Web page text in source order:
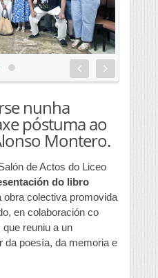
nunha
póstuma ao
Montero.
de Actos do Liceo
do libro
obra colectiva promovida
en colaboración co
reuniu a un
da poesía, da memoria e